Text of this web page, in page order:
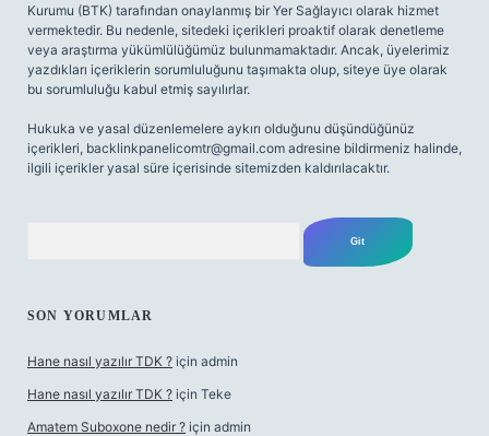
Kurumu (BTK) tarafından onaylanmış bir Yer Sağlayıcı olarak hizmet
vermektedir. Bu nedenle, sitedeki içerikleri proaktif olarak denetleme
veya araştırma yükümlülüğümüz bulunmamaktadır. Ancak, üyelerimiz
yazdıkları içeriklerin sorumluluğunu taşımakta olup, siteye üye olarak
bu sorumluluğu kabul etmiş sayılırlar.
Hukuka ve yasal düzenlemelere aykırı olduğunu düşündüğünüz
içerikleri, backlinkpanelicomtr@gmail.com adresine bildirmeniz halinde,
ilgili içerikler yasal süre içerisinde sitemizden kaldırılacaktır.
SON YORUMLAR
Hane nasıl yazılır TDK ? için admin
Hane nasıl yazılır TDK ? için Teke
Amatem Suboxone nedir ? için admin